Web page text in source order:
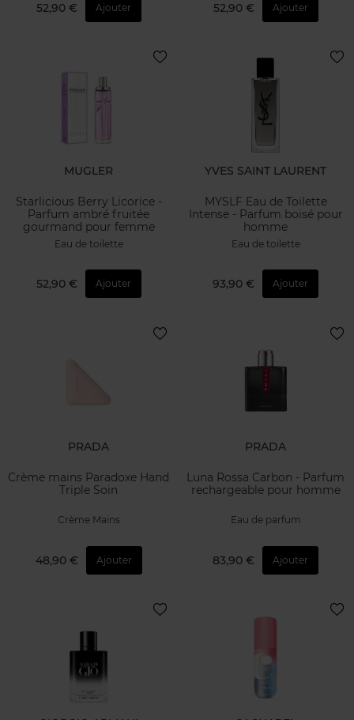
52,90 € Ajouter 52,90 € Ajouter
MUGLER
Starlicious Berry Licorice -
Parfum ambré fruitée
gourmand pour femme
Eau de toilette
52,90 € Ajouter
YVES SAINT LAURENT
MYSLF Eau de Toilette
Intense - Parfum boisé pour
homme
Eau de toilette
93,90 € Ajouter
PRADA
Crème mains Paradoxe Hand
Triple Soin
Crème Mains
48,90 € Ajouter
PRADA
Luna Rossa Carbon - Parfum
rechargeable pour homme
Eau de parfum
83,90 € Ajouter